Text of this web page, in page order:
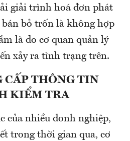
giải trình hoá đơn phát
bỏ trốn là không hợp
là do cơ quan quản lý
xảy ra tình trạng trên.
CẤP THÔNG TIN
KIỂM TRA
của nhiều donh nghiệp,
trong thời gian qua, cơ